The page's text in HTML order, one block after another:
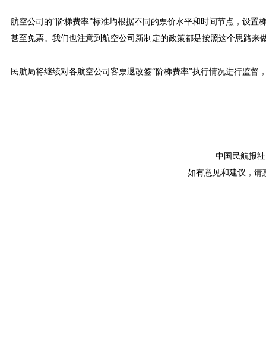
航空公司的“阶梯费率”标准均根据不同的票价水平和时间节点，设
甚至免票。我们也注意到航空公司新制定的政策都是按照这个思路来
民航局将继续对各航空公司客票退改签“阶梯费率”执行情况进行监督
中国民航报
如有意见和建议，请